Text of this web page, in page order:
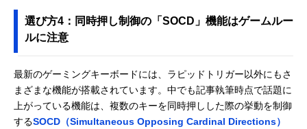
選び方4：同時押し制御の「SOCD」機能はゲームルー
ルに注意
最新のゲーミングキーボードには、ラピッドトリガー以外にもさ
まざまな機能が搭載されています。中でも記事執筆時点で話題に
上がっている機能は、複数のキーを同時押しした際の挙動を制御
するSOCD（Simultaneous Opposing Cardinal Directions）